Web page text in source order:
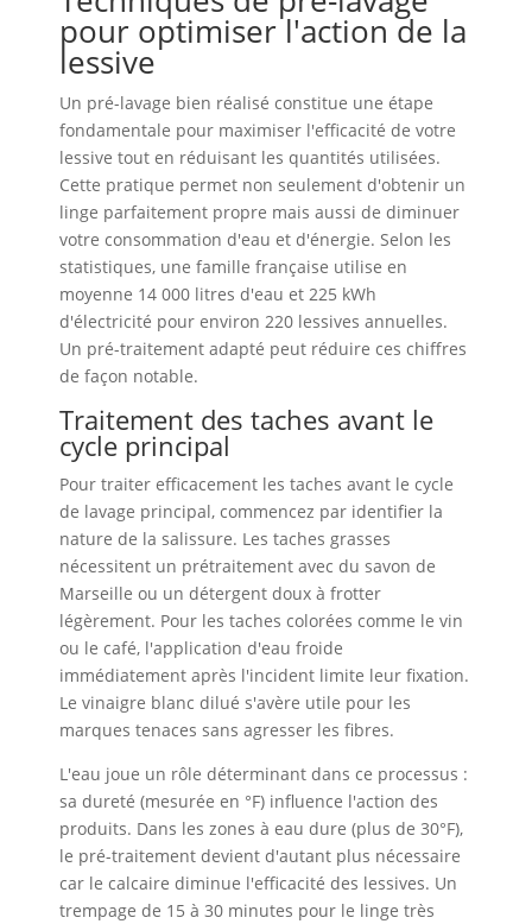
pour optimiser l'action de la
lessive
Un pré-lavage bien réalisé constitue une étape
fondamentale pour maximiser l'efficacité de votre
lessive tout en réduisant les quantités utilisées.
Cette pratique permet non seulement d'obtenir un
linge parfaitement propre mais aussi de diminuer
votre consommation d'eau et d'énergie. Selon les
statistiques, une famille française utilise en
moyenne 14 000 litres d'eau et 225 kWh
d'électricité pour environ 220 lessives annuelles.
Un pré-traitement adapté peut réduire ces chiffres
de façon notable.
Traitement des taches avant le
cycle principal
Pour traiter efficacement les taches avant le cycle
de lavage principal, commencez par identifier la
nature de la salissure. Les taches grasses
nécessitent un prétraitement avec du savon de
Marseille ou un détergent doux à frotter
légèrement. Pour les taches colorées comme le vin
ou le café, l'application d'eau froide
immédiatement après l'incident limite leur fixation.
Le vinaigre blanc dilué s'avère utile pour les
marques tenaces sans agresser les fibres.
L'eau joue un rôle déterminant dans ce processus :
sa dureté (mesurée en °F) influence l'action des
produits. Dans les zones à eau dure (plus de 30°F),
le pré-traitement devient d'autant plus nécessaire
car le calcaire diminue l'efficacité des lessives. Un
trempage de 15 à 30 minutes pour le linge très